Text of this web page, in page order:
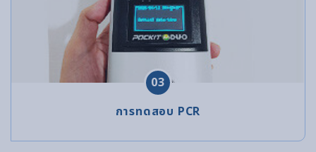
03
การทดสอบ PCR